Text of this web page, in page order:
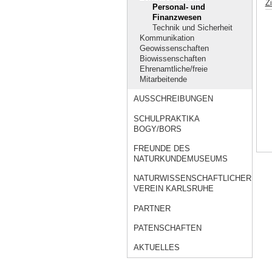
Personal- und
Finanzwesen
Technik und Sicherheit
Kommunikation
Geowissenschaften
Biowissenschaften
Ehrenamtliche/freie
Mitarbeitende
AUSSCHREIBUNGEN
SCHULPRAKTIKA
BOGY/BORS
FREUNDE DES
NATURKUNDEMUSEUMS
NATURWISSENSCHAFTLICHER
VEREIN KARLSRUHE
PARTNER
PATENSCHAFTEN
AKTUELLES